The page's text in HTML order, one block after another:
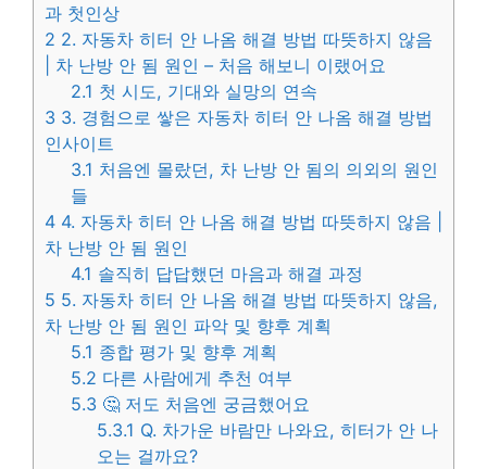
과 첫인상
2 2. 자동차 히터 안 나옴 해결 방법 따뜻하지 않음
| 차 난방 안 됨 원인 – 처음 해보니 이랬어요
2.1 첫 시도, 기대와 실망의 연속
3 3. 경험으로 쌓은 자동차 히터 안 나옴 해결 방법
인사이트
3.1 처음엔 몰랐던, 차 난방 안 됨의 의외의 원인
들
4 4. 자동차 히터 안 나옴 해결 방법 따뜻하지 않음 |
차 난방 안 됨 원인
4.1 솔직히 답답했던 마음과 해결 과정
5 5. 자동차 히터 안 나옴 해결 방법 따뜻하지 않음,
차 난방 안 됨 원인 파악 및 향후 계획
5.1 종합 평가 및 향후 계획
5.2 다른 사람에게 추천 여부
5.3 🤔 저도 처음엔 궁금했어요
5.3.1 Q. 차가운 바람만 나와요, 히터가 안 나
오는 걸까요?